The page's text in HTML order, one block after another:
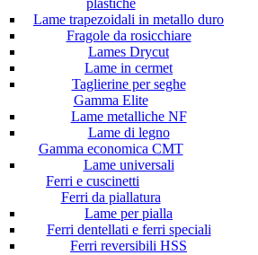
Lame trapezoidali in metallo duro
Fragole da rosicchiare
Lames Drycut
Lame in cermet
Taglierine per seghe
Gamma Elite
Lame metalliche NF
Lame di legno
Gamma economica CMT
Lame universali
Ferri e cuscinetti
Ferri da piallatura
Lame per pialla
Ferri dentellati e ferri speciali
Ferri reversibili HSS